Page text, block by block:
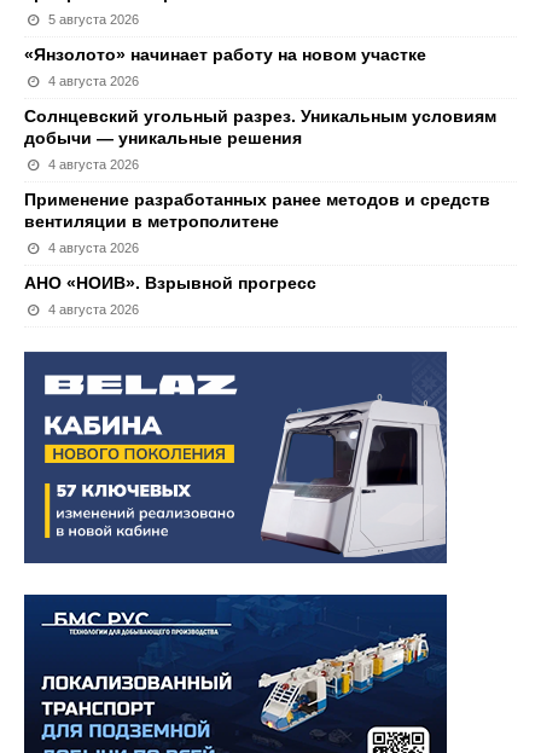
5 августа 2026
«Янзолото» начинает работу на новом участке
4 августа 2026
Солнцевский угольный разрез. Уникальным условиям
добычи — уникальные решения
4 августа 2026
Применение разработанных ранее методов и средств
вентиляции в метрополитене
4 августа 2026
АНО «НОИВ». Взрывной прогресс
4 августа 2026